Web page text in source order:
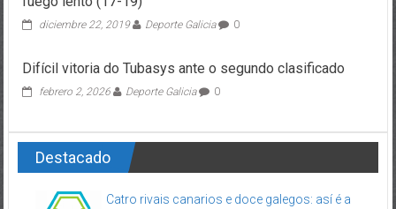
diciembre 22, 2019 Deporte Galicia 0
Difícil vitoria do Tubasys ante o segundo clasificado
febrero 2, 2026 Deporte Galicia 0
Destacado
Catro rivais canarios e doce galegos: así é a